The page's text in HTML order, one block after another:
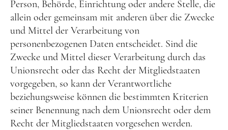
Person, Behörde, Einrichtung oder andere Stelle, die
allein oder gemeinsam mit anderen über die Zwecke
und Mittel der Verarbeitung von
personenbezogenen Daten entscheidet. Sind die
Zwecke und Mittel dieser Verarbeitung durch das
Unionsrecht oder das Recht der Mitgliedstaaten
vorgegeben, so kann der Verantwortliche
beziehungsweise können die bestimmten Kriterien
seiner Benennung nach dem Unionsrecht oder dem
Recht der Mitgliedstaaten vorgesehen werden.